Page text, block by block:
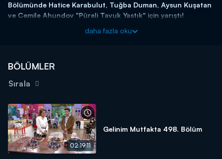
Bölümünde Hatice Karabulut, Tuğba Duman, Aysun Kuşatan
ve Cemile Ahundov "Püreli Tavuk Yastık" için yarıştı!
Başladığı tarihten itibaren hafta birincilerine 15 altın bilezik ödül
yemek yaparım, altınları kaparım!"
formunu doldurmaya başlayın!
BAŞVURULARINIZ İÇİN WHATSAPP HATTI:
BAŞVURULARINIZ İÇİN WEB
ADRESİ:https://www.kanald.com.tr/gelinim-mutfakta-basvuru-
formu
Gelinim Mutfakta, yeni bölümleriyle hafta içi her gün Kanal
D'de!
daha fazla oku
BÖLÜMLER
Sırala
02:19:11
Gelinim Mutfakta 498. Bölüm